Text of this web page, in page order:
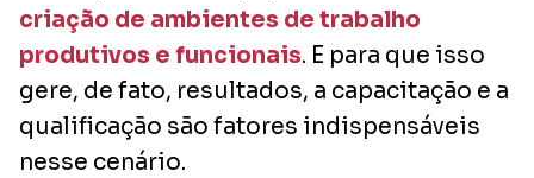
criação de ambientes de trabalho
produtivos e funcionais. E para que isso
gere, de fato, resultados, a capacitação e a
qualificação são fatores indispensáveis
nesse cenário.